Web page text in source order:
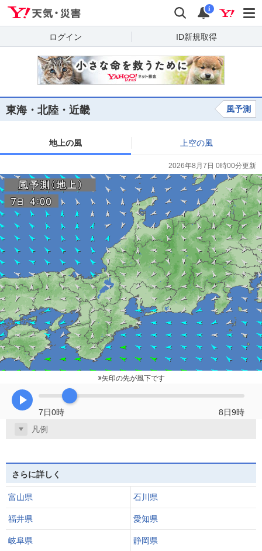
検索 通知
i
ログイン ID新規取得
東海・北陸・近畿 風予測
地上の風 上空の風
2026年8月7日 0時00分更新
※矢印の先が風下です
再生
7日0時
8日9時
凡例
さらに詳しく
富山県 石川県
福井県 愛知県
岐阜県 静岡県